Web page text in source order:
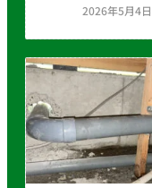
2026年5月4日